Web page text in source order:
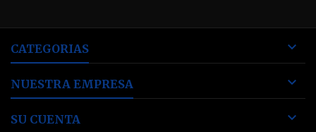
CATEGORIAS 
NUESTRA EMPRESA 
SU CUENTA 